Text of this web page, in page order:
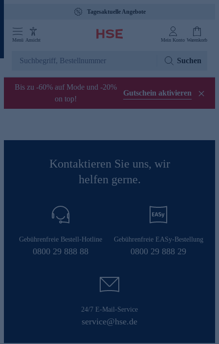
Tagesaktuelle Angebote
Menü Ansicht Mein Konto Warenkorb
Suchen
Bis zu -60% auf Mode und -20%
on top!
Gutschein aktivieren
Kontaktieren Sie uns, wir
helfen gerne.
Gebührenfreie Bestell-Hotline
0800 29 888 88
Gebührenfreie EASy-Bestellung
0800 29 888 29
24/7 E-Mail-Service
service@hse.de